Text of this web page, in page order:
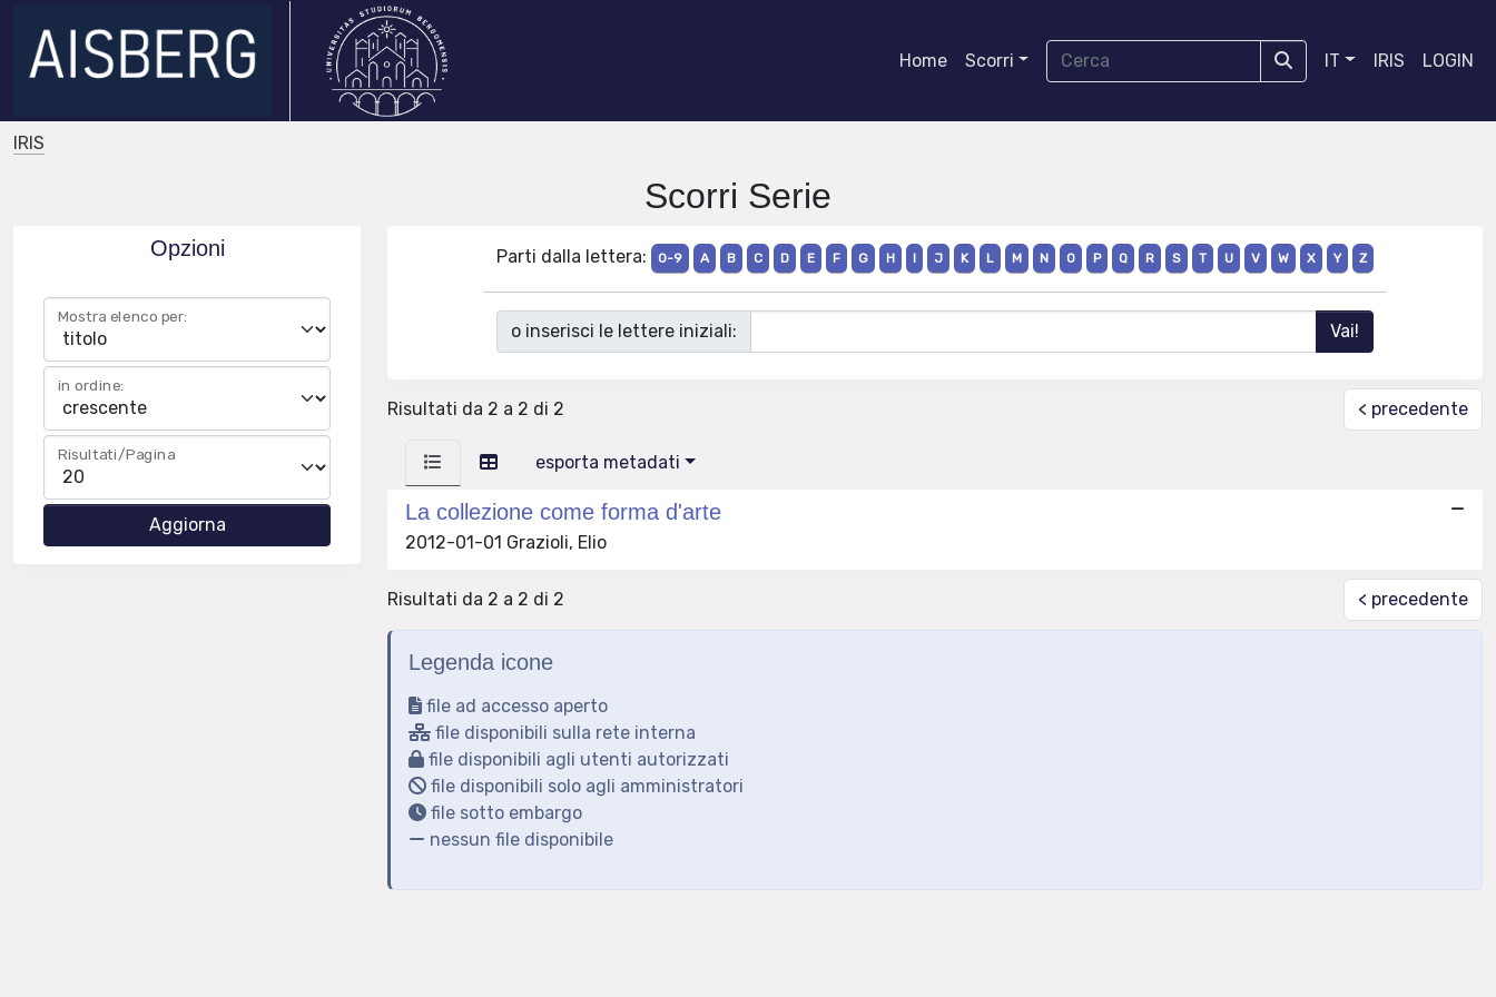
Home Scorri IT IRIS LOGIN
IRIS
Scorri Serie
Opzioni
Mostra elenco per:
in ordine:
Risultati/Pagina
Parti dalla lettera: 0-9 A B C D E F G H I J K L M N O P Q R S T U V W X Y Z
o inserisci le lettere iniziali:
Risultati da 2 a 2 di 2 < precedente
esporta metadati
La collezione come forma d'arte
2012-01-01 Grazioli, Elio
Risultati da 2 a 2 di 2 < precedente
Legenda icone
file ad accesso aperto
file disponibili sulla rete interna
file disponibili agli utenti autorizzati
file disponibili solo agli amministratori
file sotto embargo
nessun file disponibile